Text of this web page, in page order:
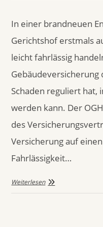
In einer brandneuen
Gerichtshof erstmals
leicht fahrlässig
Gebäudeversicherung
Schaden reguliert hat,
werden kann. Der
des
Versicherung auf
Fahrlässigkeit…
Weiterlesen